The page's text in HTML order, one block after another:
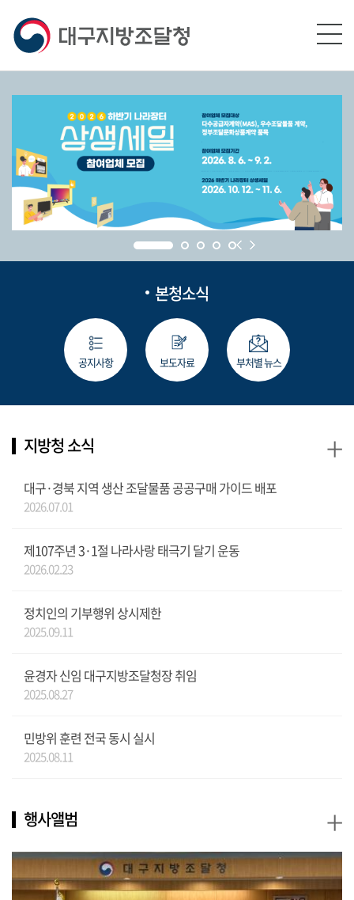
본청소식
공지사항 보도자료 부처별 뉴스
지방청 소식
대구·경북 지역 생산 조달물품 공공구매 가이드 배포
2026.07.01
제107주년 3·1절 나라사랑 태극기 달기 운동
2026.02.23
정치인의 기부행위 상시제한
2025.09.11
윤경자 신임 대구지방조달청장 취임
2025.08.27
민방위 훈련 전국 동시 실시
2025.08.11
+
행사앨범 +